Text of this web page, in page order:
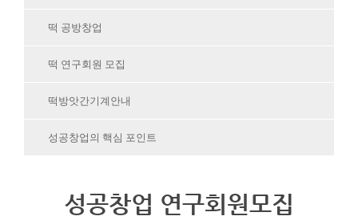
떡 공방창업
떡 연구회원 모집
떡방앗간기계안내
성공창업의 핵심 포인트
성공창업 연구회원모집